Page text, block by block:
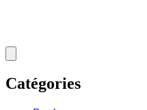
Catégories